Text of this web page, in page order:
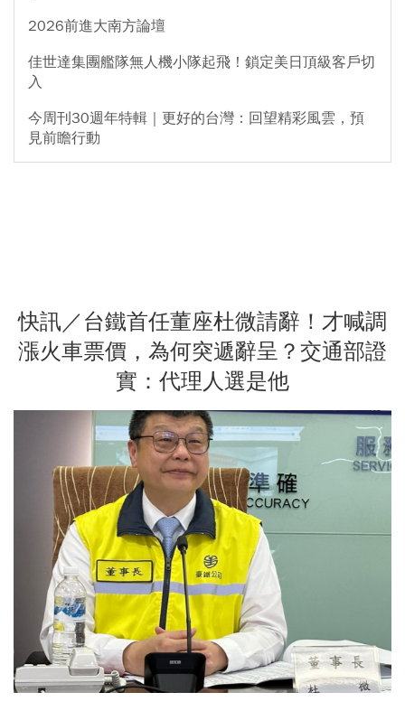
2026前進大南方論壇
佳世達集團艦隊無人機小隊起飛！鎖定美日頂級客戶切
入
今周刊30週年特輯｜更好的台灣：回望精彩風雲，預
見前瞻行動
快訊／台鐵首任董座杜微請辭！才喊調
漲火車票價，為何突遞辭呈？交通部證
實：代理人選是他